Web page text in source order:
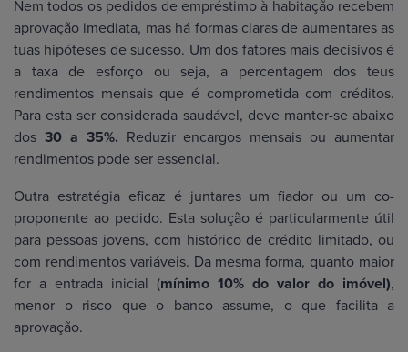
Nem todos os pedidos de empréstimo à habitação recebem
aprovação imediata, mas há formas claras de aumentares as
tuas hipóteses de sucesso. Um dos fatores mais decisivos é
a taxa de esforço ou seja, a percentagem dos teus
rendimentos mensais que é comprometida com créditos.
Para esta ser considerada saudável, deve manter-se abaixo
dos 30 a 35%. Reduzir encargos mensais ou aumentar
rendimentos pode ser essencial.
Outra estratégia eficaz é juntares um fiador ou um co-
proponente ao pedido. Esta solução é particularmente útil
para pessoas jovens, com histórico de crédito limitado, ou
com rendimentos variáveis. Da mesma forma, quanto maior
for a entrada inicial (mínimo 10% do valor do imóvel),
menor o risco que o banco assume, o que facilita a
aprovação.